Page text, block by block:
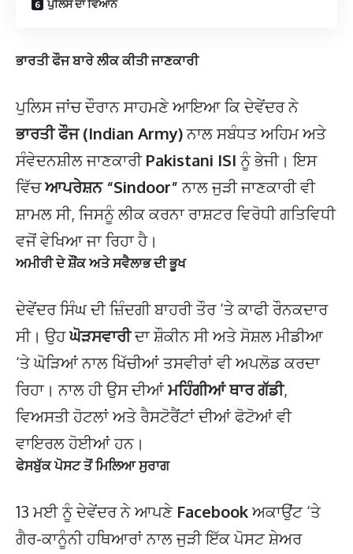
ਪੁਲਿਸ ਦਾ ਵਿਆਨ
ਭਾਰਤੀ ਫੌਜ ਬਾਰੇ ਲੀਕ ਕੀਤੀ ਜਾਣਕਾਰੀ
ਪੁਲਿਸ ਜਾਂਚ ਦੌਰਾਨ ਸਾਹਮਣੇ ਆਇਆ ਕਿ ਦੇਵੇਂਦਰ ਨੇ
ਭਾਰਤੀ ਫੌਜ (Indian Army)ਨਾਲ ਸਬੰਧਤ ਅਹਿਮ ਅਤੇ
ਸੰਵੇਦਨਸ਼ੀਲ ਜਾਣਕਾਰੀPakistani ISIਨੂੰ ਭੇਜੀ। ਇਸ
ਵਿੱਚਆਪਰੇਸ਼ਨ “Sindoor”ਨਾਲ ਜੁੜੀ ਜਾਣਕਾਰੀ ਵੀ
ਸ਼ਾਮਲ ਸੀ, ਜਿਸਨੂੰ ਲੀਕ ਕਰਨਾ ਰਾਸ਼ਟਰ ਵਿਰੋਧੀ ਗਤਿਵਿਧੀ
ਵਜੋਂ ਵੇਖਿਆ ਜਾ ਰਿਹਾ ਹੈ।
ਅਮੀਰੀ ਦੇ ਸ਼ੌਂਕ ਅਤੇ ਸਵੈਲਾਭ ਦੀ ਭੂਖ
ਦੇਵੇਂਦਰ ਸਿੰਘ ਦੀ ਜ਼ਿੰਦਗੀ ਬਾਹਰੀ ਤੌਰ ‘ਤੇ ਕਾਫੀ ਰੌਨਕਦਾਰ
ਸੀ। ਉਹਘੋੜਸਵਾਰੀਦਾ ਸ਼ੌਕੀਨ ਸੀ ਅਤੇ ਸੋਸ਼ਲ ਮੀਡੀਆ
‘ਤੇ ਘੋੜਿਆਂ ਨਾਲ ਖਿੱਚੀਆਂ ਤਸਵੀਰਾਂ ਵੀ ਅਪਲੋਡ ਕਰਦਾ
ਰਿਹਾ। ਨਾਲ ਹੀ ਉਸ ਦੀਆਂਮਹਿੰਗੀਆਂ ਥਾਰ ਗੱਡੀ,
ਵਿਅਸਤੀ ਹੋਟਲਾਂ ਅਤੇ ਰੈਸਟੋਰੈਂਟਾਂ ਦੀਆਂ ਫੋਟੋਆਂ ਵੀ
ਵਾਇਰਲ ਹੋਈਆਂ ਹਨ।
ਫੇਸਬੁੱਕ ਪੋਸਟ ਤੋਂ ਮਿਲਿਆ ਸੁਰਾਗ
13 ਮਈ ਨੂੰ ਦੇਵੇਂਦਰ ਨੇ ਆਪਣੇ Facebookਅਕਾਉਂਟ ‘ਤੇ
ਗੈਰ-ਕਾਨੂੰਨੀ ਹਥਿਆਰਾਂ ਨਾਲ ਜੁੜੀ ਇੱਕ ਪੋਸਟ ਸ਼ੇਅਰ